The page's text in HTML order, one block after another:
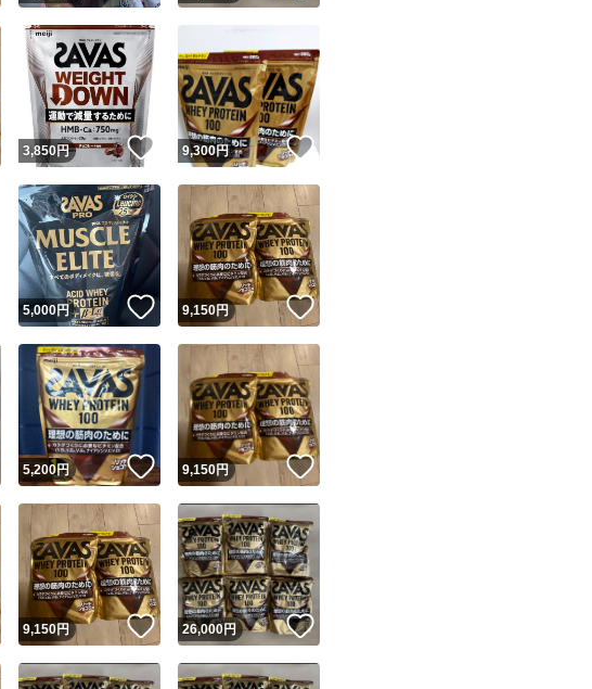
フリマが定めた一定の基準を満たしたユーザーにバッジを付与しています
安心取引出品者
安心取引出品者 Yahoo!フリマの基準をクリアした安心・安全なユーザーです
引実績
取引実績◯+ このユーザーはYahoo!フリマの取引を完了させた実績があります
他フリマ実績◯+ このユーザーは他フリマサービスでの取引実績があります
ピード&安心発送
※このバッジは実績に基づく表示であり、発送を保証しているものではありません
スピード＆安心発送
このユーザーは高頻度で24時間以内＆設定した発送日数内に発送してい
ます
スピード発送 このユーザーは高頻度で24時間以内に発送しています
安心発送 このユーザーは設定した発送日数内に発送しています
この商品の情報をコピーします
商品画像の無断転載は禁止されています
コピーは 1商品につき1回 です
出品ページへ
キャンセル
いね！
3,850円 いいね！
9,300円 いいね！
いいね！
5,000円 いいね！
9,150円 いいね！
いいね！
5,200円 いいね！
9,150円 いいね！
いいね！
9,150円 いいね！
26,000円